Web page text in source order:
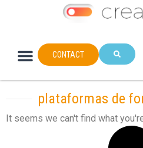
CONTACT
plataformas de
It seems we can't find what